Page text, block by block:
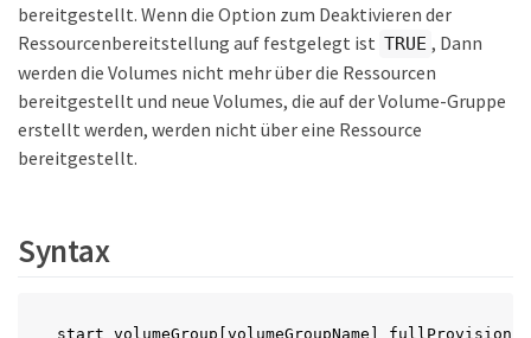
bereitgestellt. Wenn die Option zum Deaktivieren der
Ressourcenbereitstellung auf festgelegt ist TRUE , Dann
werden die Volumes nicht mehr über die Ressourcen
bereitgestellt und neue Volumes, die auf der Volume-Gruppe
erstellt werden, werden nicht über eine Ressource
bereitgestellt.
Syntax
start volumeGroup[volumeGroupName]